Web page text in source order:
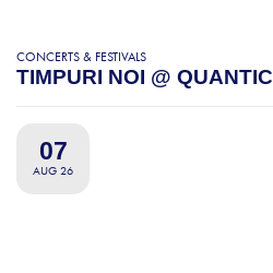
CONCERTS & FESTIVALS
TIMPURI NOI @ QUANTIC
07
AUG 26